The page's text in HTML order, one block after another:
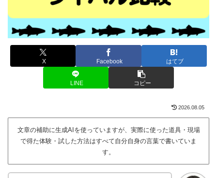
X Facebook はてブ
LINE コピー
2026.08.05
文章の補助に生成AIを使っていますが、実際に使った道具・現場
で得た体験・試した方法はすべて自分自身の言葉で書いていま
す。